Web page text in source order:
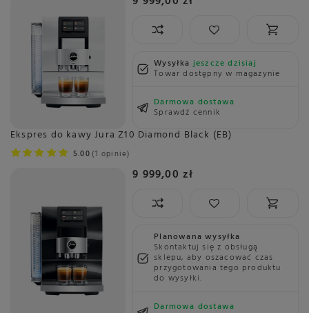
Wysyłkajeszcze dzisiaj
Towar dostępny w magazynie
Darmowa dostawa
Sprawdź cennik
Ekspres do kawy Jura Z10 Diamond Black (EB)
5.00 1 opinie
9 999,00 zł
Planowana wysyłka
Skontaktuj się z obsługą
sklepu, aby oszacować czas
przygotowania tego produktu
do wysyłki.
Darmowa dostawa